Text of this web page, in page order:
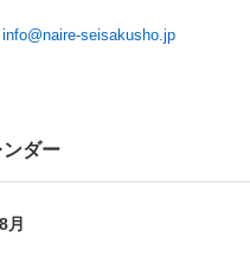
info@naire-seisakusho.jp
ダー
月